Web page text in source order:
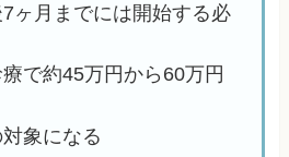
ヶ月までには開始する必
で約45万円から60万円
象になる